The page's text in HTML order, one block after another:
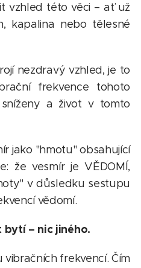
vzhled této věci – ať už
kapalina nebo tělesné
nezdravý vzhled, je to
frekvence tohoto
a život v tomto
jako "hmotu" obsahující
že vesmír je VĚDOMÍ,
v důsledku sestupu
vědomí.
bytí – nic jiného.
frekvencí. Čím